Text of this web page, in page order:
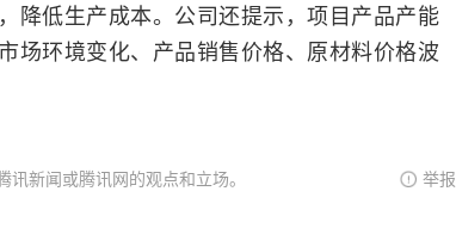
降低生产成本。公司还提示，项目产品产能
场环境变化、产品销售价格、原材料价格波
新闻或腾讯网的观点和立场。 举报